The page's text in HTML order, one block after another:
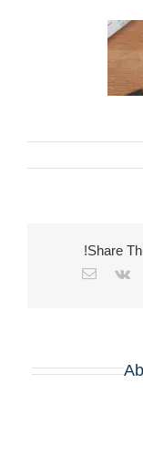
Share
Pinterest
Vk
Email